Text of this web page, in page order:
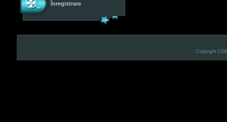
Înregistrare
Copyright